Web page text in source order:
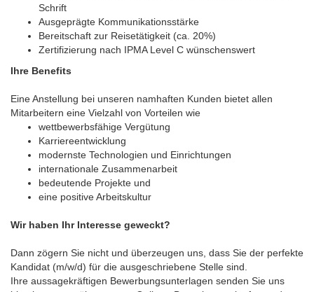
Schrift
Ausgeprägte Kommunikationsstärke
Bereitschaft zur Reisetätigkeit (ca. 20%)
Zertifizierung nach IPMA Level C wünschenswert
Ihre Benefits
Eine Anstellung bei unseren namhaften Kunden bietet allen
Mitarbeitern eine Vielzahl von Vorteilen wie
wettbewerbsfähige Vergütung
Karriereentwicklung
modernste Technologien und Einrichtungen
internationale Zusammenarbeit
bedeutende Projekte und
eine positive Arbeitskultur
Wir haben Ihr Interesse geweckt?
Dann zögern Sie nicht und überzeugen uns, dass Sie der perfekte
Kandidat (m/w/d) für die ausgeschriebene Stelle sind.
Ihre aussagekräftigen Bewerbungsunterlagen senden Sie uns